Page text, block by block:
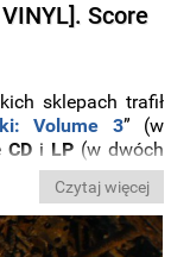
Score
sklepach trafił
Volume 3” (w
CD i LP (w dwóch
Universal
składanki na
score'uz
.
Czytaj więcej